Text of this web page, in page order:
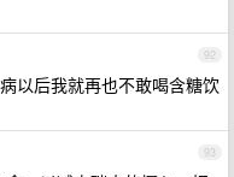
92
以后我就再也不敢喝含糖饮
93